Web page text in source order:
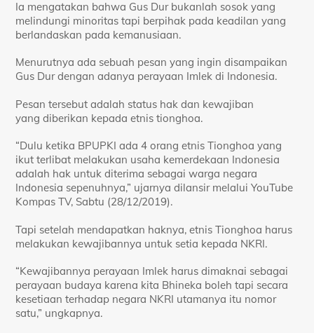
Ia mengatakan bahwa Gus Dur bukanlah sosok yang
melindungi minoritas tapi berpihak pada keadilan yang
berlandaskan pada kemanusiaan.
Menurutnya ada sebuah pesan yang ingin disampaikan
Gus Dur dengan adanya perayaan Imlek di Indonesia.
Pesan tersebut adalah status hak dan kewajiban
yang diberikan kepada etnis tionghoa.
“Dulu ketika BPUPKI ada 4 orang etnis Tionghoa yang
ikut terlibat melakukan usaha kemerdekaan Indonesia
adalah hak untuk diterima sebagai warga negara
Indonesia sepenuhnya,” ujarnya dilansir melalui YouTube
Kompas TV, Sabtu (28/12/2019).
Tapi setelah mendapatkan haknya, etnis Tionghoa harus
melakukan kewajibannya untuk setia kepada NKRI.
“Kewajibannya perayaan Imlek harus dimaknai sebagai
perayaan budaya karena kita Bhineka boleh tapi secara
kesetiaan terhadap negara NKRI utamanya itu nomor
satu,” ungkapnya.